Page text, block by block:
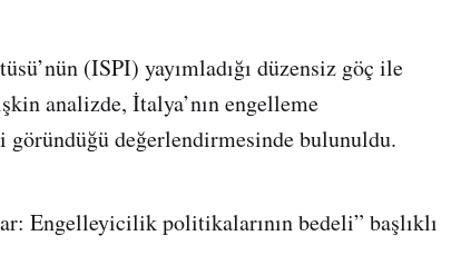
(ISPI) yayımladığı düzensiz göç ile
analizde, İtalya’nın engelleme
göründüğü değerlendirmesinde bulunuldu.
Engelleyicilik politikalarının bedeli” başlıklı